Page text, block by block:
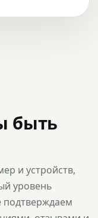
быть
и устройств,
уровень
подтверждаем